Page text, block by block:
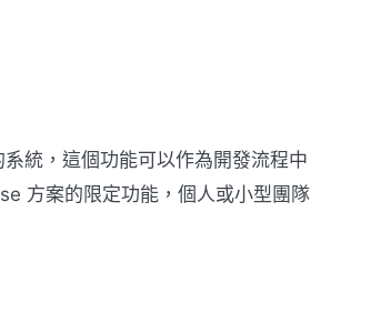
統，這個功能可以作為開發流程中
方案的限定功能，個人或小型團隊